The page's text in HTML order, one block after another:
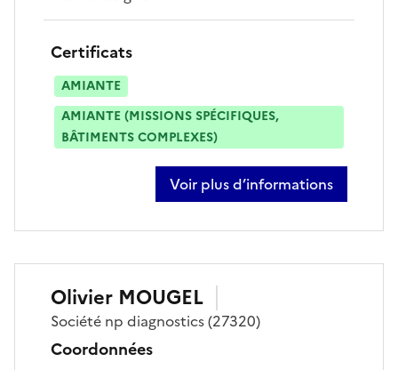
Certificats
AMIANTE
AMIANTE (MISSIONS SPÉCIFIQUES,
BÂTIMENTS COMPLEXES)
Voir plus d’informations
sur josselin gaudin
Olivier MOUGEL
Société np diagnostics(27320)
Coordonnées